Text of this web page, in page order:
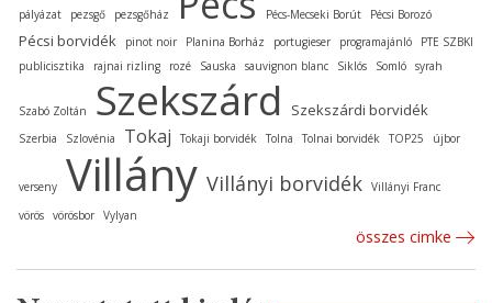
pályázat pezsgő pezsgőház Pécs-Mecseki Borút Pécsi Borozó
Pécsi borvidék pinot noir Planina Borház portugieser programajánló
PTE SZBKI
publicisztika
rajnai rizling rozé Sauska sauvignon blanc Siklós Somló syrah
Szabó Zoltán Szekszárd Szekszárdi borvidék
Szerbia Szlovénia Tokaj Tokaji borvidék Tolna Tolnai borvidék TOP25 újbor
verseny Villány Villányi borvidék Villányi Franc
vörös vörösbor Vylyan
összes cimke